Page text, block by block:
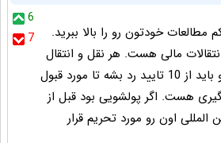
6
7
مطالعات خودتون رو را بالا ببرید.
مالی هست. هر نقل و انتقال
کاملا ضفاف هست و باید از 10 تایید رد بشه تا مورد قبول
هست. اگر پولشویی بود قبل از
اون رو مورد تحریم قرار